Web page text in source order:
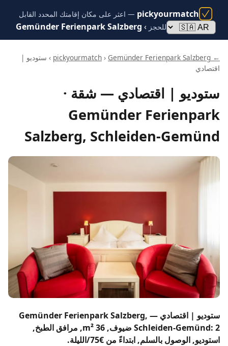
pickyourmatch — اعثر على مكان إقامتك المحدد القابل
للحجز ›
Gemünder Ferienpark Salzberg
← pickyourmatch
› Gemünder Ferienpark Salzberg
› ستوديو |
اقتصادي
ستوديو | اقتصادي — شقة ·
Gemünder Ferienpark
Salzberg, Schleiden-Gemünd
ستوديو | اقتصادي — Gemünder Ferienpark Salzberg,
Schleiden-Gemünd: 2 ضيوف, 36 m², مرافق الطبخ,
استوديو, الوصول بالسلم, ابتداءً من €75/الليلة.